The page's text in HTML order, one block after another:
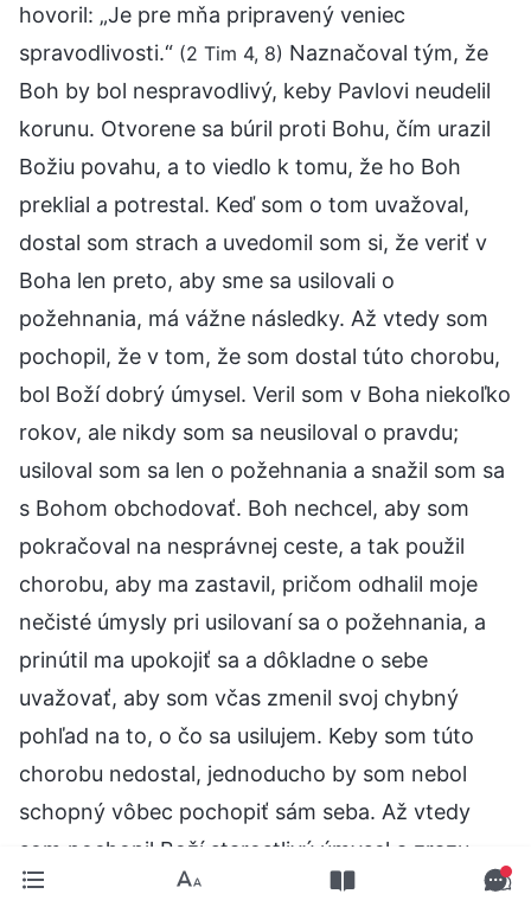
hovoril: „Je pre mňa pripravený veniec
spravodlivosti.“ (2 Tim 4, 8) Naznačoval tým, že
Boh by bol nespravodlivý, keby Pavlovi neudelil
korunu. Otvorene sa búril proti Bohu, čím urazil
Božiu povahu, a to viedlo k tomu, že ho Boh
preklial a potrestal. Keď som o tom uvažoval,
dostal som strach a uvedomil som si, že veriť v
Boha len preto, aby sme sa usilovali o
požehnania, má vážne následky. Až vtedy som
pochopil, že v tom, že som dostal túto chorobu,
bol Boží dobrý úmysel. Veril som v Boha niekoľko
rokov, ale nikdy som sa neusiloval o pravdu;
usiloval som sa len o požehnania a snažil som sa
s Bohom obchodovať. Boh nechcel, aby som
pokračoval na nesprávnej ceste, a tak použil
chorobu, aby ma zastavil, pričom odhalil moje
nečisté úmysly pri usilovaní sa o požehnania, a
prinútil ma upokojiť sa a dôkladne o sebe
uvažovať, aby som včas zmenil svoj chybný
pohľad na to, o čo sa usilujem. Keby som túto
chorobu nedostal, jednoducho by som nebol
schopný vôbec pochopiť sám seba. Až vtedy
som pochopil Boží starostlivý úmysel a zrazu
moje predchádzajúce nepochopenia a sťažnosti